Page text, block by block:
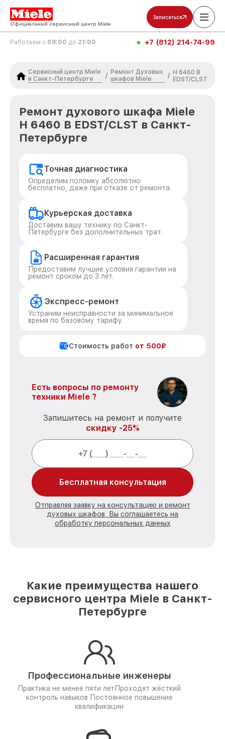
Официальный сервисный центр Miele
Записаться
Работаем с 09:00 до 21:00 +7 (812) 214-74-99
Сервисный центр Miele
в Санкт-Петербурге
/
Ремонт Духовых
шкафов Miele
/ H 6460 B
EDST/CLST
Ремонт духового шкафа Miele
H 6460 B EDST/CLST в Санкт-
Петербурге
Точная диагностика
Определим поломку абсолютно
бесплатно, даже при отказе от ремонта.
Курьерская доставка
Доставим вашу технику по Санкт-
Петербурге без дополнительных трат.
Расширенная гарантия
Предоставим лучшие условия гарантии на
ремонт сроком до 3 лет.
Экспресс-ремонт
Устраним неисправности за минимальное
время по базовому тарифу.
Стоимость работ от 500₽
Есть вопросы по ремонту
техники Miele ?
Запишитесь на ремонт и получите
скидку -25%
Бесплатная консультация
Отправляя заявку на консультацию и ремонт
духовых шкафов, Вы соглашаетесь на
обработку персональных данных
Какие преимущества нашего
сервисного центра Miele в Санкт-
Петербурге
Профессиональные инженеры
Практика не менее пяти лет Проходят жёсткий
контроль навыков Постоянное повышение
квалификации